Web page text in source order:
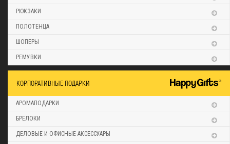
РЮКЗАКИ
ПОЛОТЕНЦА
ШОПЕРЫ
РЕМУВКИ
КОРПОРАТИВНЫЕ ПОДАРКИ
АРОМАПОДАРКИ
БРЕЛОКИ
ДЕЛОВЫЕ И ОФИСНЫЕ АКСЕССУАРЫ